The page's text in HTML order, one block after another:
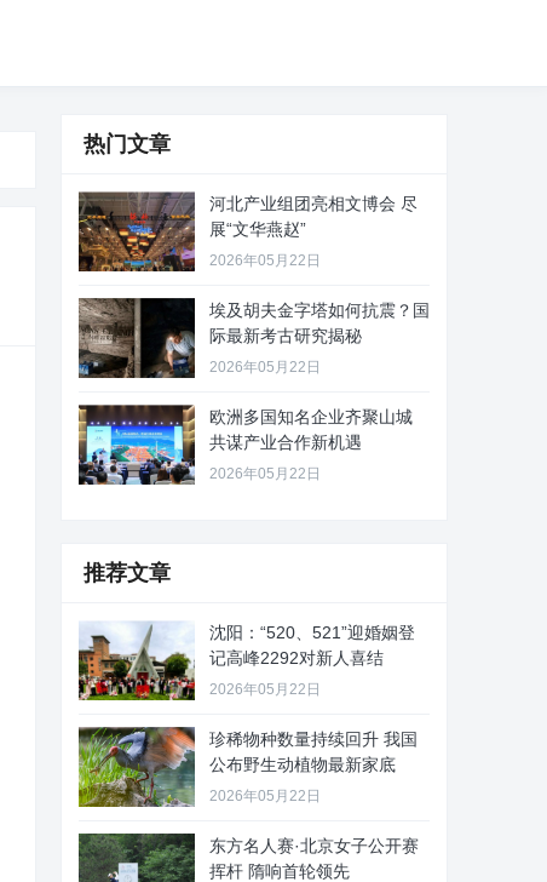
热门文章
河北产业组团亮相文博会 尽
展“文华燕赵”
2026年05月22日
埃及胡夫金字塔如何抗震？国
际最新考古研究揭秘
2026年05月22日
欧洲多国知名企业齐聚山城
共谋产业合作新机遇
2026年05月22日
推荐文章
沈阳：“520、521”迎婚姻登
记高峰2292对新人喜结
2026年05月22日
珍稀物种数量持续回升 我国
公布野生动植物最新家底
2026年05月22日
东方名人赛·北京女子公开赛
挥杆 隋响首轮领先